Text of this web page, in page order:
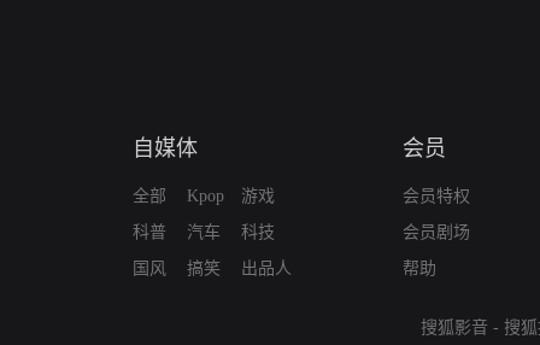
自媒体
全部
科普
国风
Kpop
汽车
搞笑
游戏
科技
出品人
会员
会员特权
会员剧场
帮助
搜狐影音 - 搜